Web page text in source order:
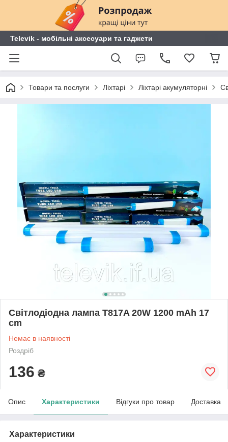
Televik - мобільні аксесуари та гаджети
Товари та послуги Ліхтарі Ліхтарі акумуляторні
Світлодіодна лампа T817A 20W 1200 mAh 17
cm
Немає в наявності
Роздріб
136 ₴
Опис Характеристики Відгуки про товар Доставка
Характеристики